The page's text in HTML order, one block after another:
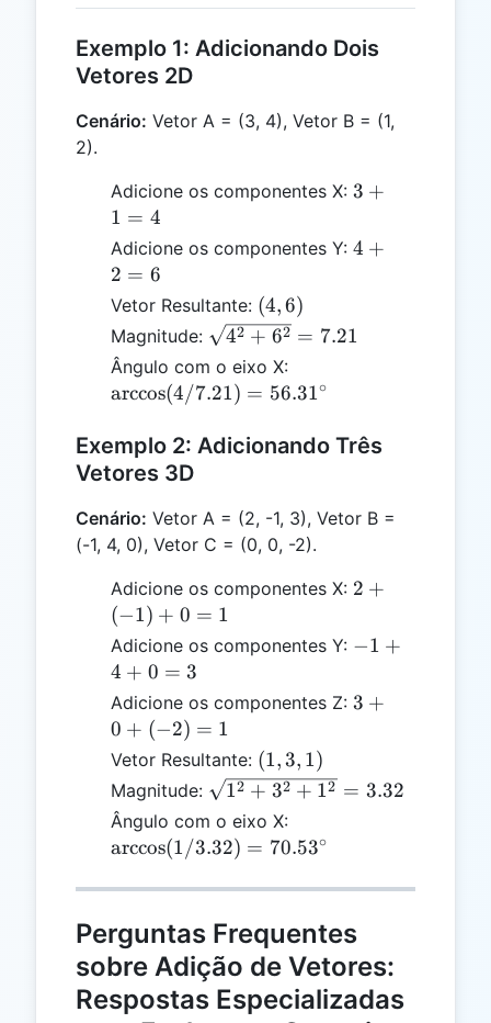
Exemplo 1: Adicionando Dois
Vetores 2D
Cenário: Vetor A = (3, 4), Vetor B = (1,
2).
Adicione os componentes X: 3
1
3 +
1 = 4
Adicione os componentes Y: 4
=
6
4 +
2 = 6
Vetor Resultante: (4,
6)
(4,6)
Magnitude: \sqrt{4^2
+ 6^2} =
7.21
42 + 62 = 7.21
Ângulo com o eixo X:
7.21) =
arccos(4/7.21) = 56.31∘
Exemplo 2: Adicionando Três
Vetores 3D
Cenário: Vetor A = (2, -1, 3), Vetor B =
(-1, 4, 0), Vetor C = (0, 0, -2).
Adicione os componentes X: 2 +
+ 0
2 +
(−1) + 0 = 1
Adicione os componentes Y: -1
4
3
−1 +
4 + 0 = 3
Adicione os componentes Z: 3 +
= 1
3 +
0 + (−2) = 1
Vetor Resultante: (1,
3,
1)
(1,3, 1)
Magnitude: \sqrt{1^2
+ 3^2 +
1^2} =
3.32
12 + 32 + 12 = 3.32
Ângulo com o eixo X:
3.32) =
arccos(1/3.32) = 70.53∘
Perguntas Frequentes
sobre Adição de Vetores:
Respostas Especializadas